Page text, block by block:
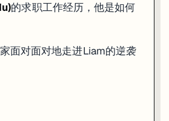
的求职工作经历，他是如何
面对面对地走进Liam的逆袭